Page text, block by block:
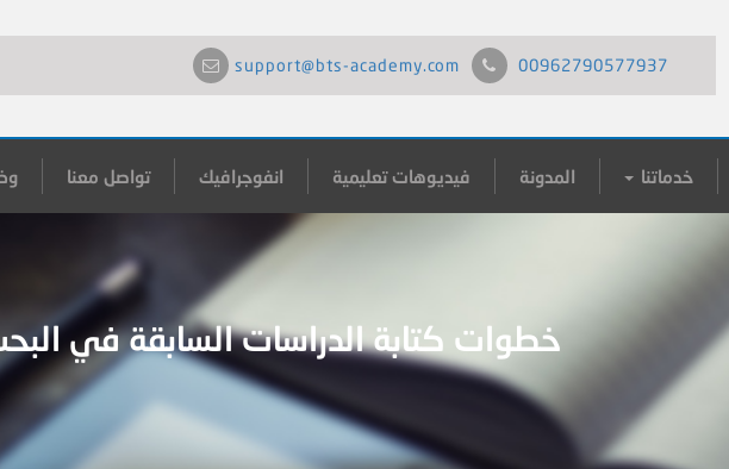
00962790577937
support@bts-academy.com
خدماتنا المدونة فيديوهات تعليمية انفوجرافيك تواصل معنا
خطوات كتابة الدراسات السابقة في